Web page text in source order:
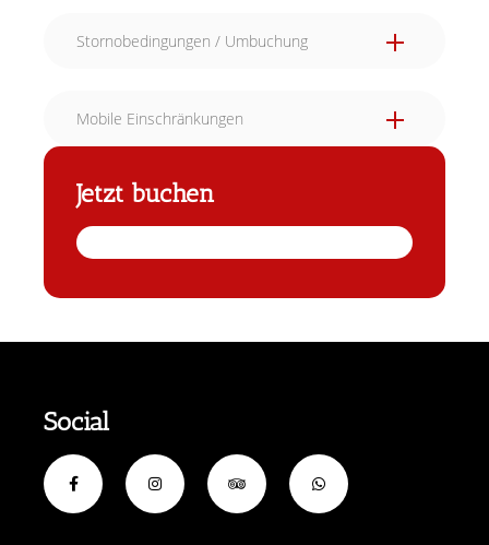
Stornobedingungen / Umbuchung
Mobile Einschränkungen
Jetzt buchen
Social